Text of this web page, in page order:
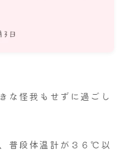
な怪我もせずに過ごし
普段体温計が３６℃以